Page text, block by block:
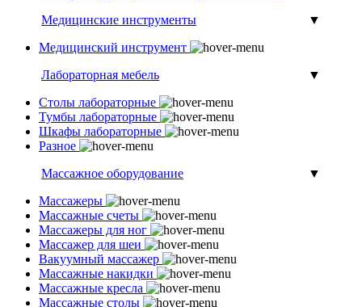
Медицинские инструменты
▼
Медицинский инструмент
Лабораторная мебель
▼
Столы лабораторные
Тумбы лабораторные
Шкафы лабораторные
Разное
Массажное оборудование
▼
Массажеры
Массажные счеты
Массажеры для ног
Массажер для шеи
Вакуумный массажер
Массажные накидки
Массажные кресла
Массажные столы